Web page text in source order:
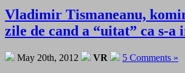
Vladimir Tismaneanu,
zile de cand a “uitat” ca s-
May 20th, 2012 VR 5 Comments »